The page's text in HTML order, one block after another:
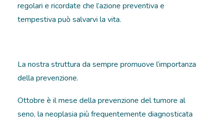
regolari e ricordate che l’azione preventiva e
tempestiva può salvarvi la vita.
La nostra struttura da sempre promuove l’importanza
della prevenzione.
Ottobre è il mese della prevenzione del tumore al
seno, la neoplasia più frequentemente diagnosticata